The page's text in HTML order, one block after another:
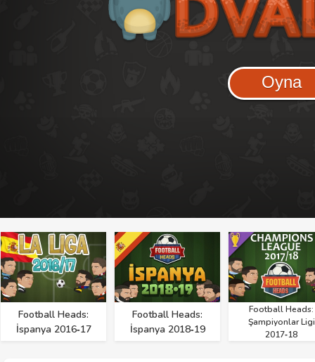
Oyna
Football Heads:
İspanya 2016‑17
Football Heads:
İspanya 2018‑19
Football Heads:
Şampiyonlar Ligi
2017‑18